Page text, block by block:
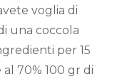
voglia di
una coccola
per 15
70% 100 gr di